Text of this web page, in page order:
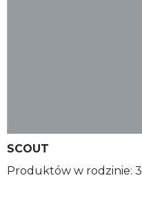
SCOUT
Produktów w rodzinie: 3